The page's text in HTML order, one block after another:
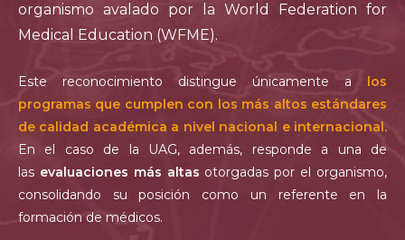
organismo avalado por la World Federation for
Medical Education (WFME).
Este reconocimiento distingue únicamente a los
programas que cumplen con los más altos estándares
de calidad académica a nivel nacional e internacional.
En el caso de la UAG, además, responde a una de
las evaluaciones más altas otorgadas por el organismo,
consolidando su posición como un referente en la
formación de médicos.